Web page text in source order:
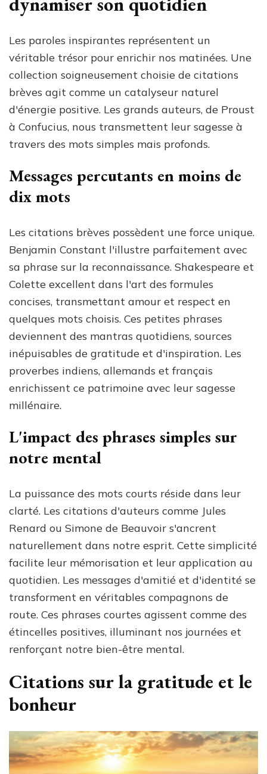
Les paroles inspirantes représentent un
véritable trésor pour enrichir nos matinées. Une
collection soigneusement choisie de citations
brèves agit comme un catalyseur naturel
d'énergie positive. Les grands auteurs, de Proust
à Confucius, nous transmettent leur sagesse à
travers des mots simples mais profonds.
Messages percutants en moins de
dix mots
Les citations brèves possèdent une force unique.
Benjamin Constant l'illustre parfaitement avec
sa phrase sur la reconnaissance. Shakespeare et
Colette excellent dans l'art des formules
concises, transmettant amour et respect en
quelques mots choisis. Ces petites phrases
deviennent des mantras quotidiens, sources
inépuisables de gratitude et d'inspiration. Les
proverbes indiens, allemands et français
enrichissent ce patrimoine avec leur sagesse
millénaire.
L'impact des phrases simples sur
notre mental
La puissance des mots courts réside dans leur
clarté. Les citations d'auteurs comme Jules
Renard ou Simone de Beauvoir s'ancrent
naturellement dans notre esprit. Cette simplicité
facilite leur mémorisation et leur application au
quotidien. Les messages d'amitié et d'identité se
transforment en véritables compagnons de
route. Ces phrases courtes agissent comme des
étincelles positives, illuminant nos journées et
renforçant notre bien-être mental.
Citations sur la gratitude et le
bonheur